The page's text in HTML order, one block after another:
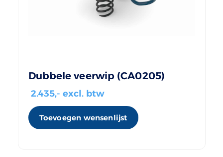
Dubbele veerwip (CA0205)
2.435,- excl. btw
Toevoegen wensenlijst